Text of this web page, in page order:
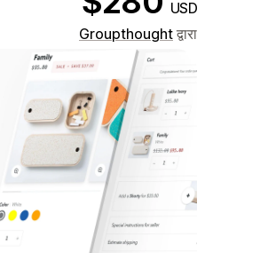
USD
Groupthought द्वारा